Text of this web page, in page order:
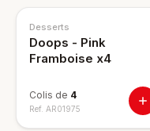
Desserts
Doops - Pink
Framboise x4
Colis de 4
Ref. AR01975